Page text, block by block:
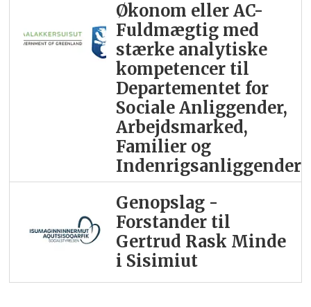
Økonom eller AC-
Fuldmægtig med
stærke analytiske
kompetencer til
Departementet for
Sociale Anliggender,
Arbejdsmarked,
Familier og
Indenrigsanliggender
Genopslag -
Forstander til
Gertrud Rask Minde
i Sisimiut